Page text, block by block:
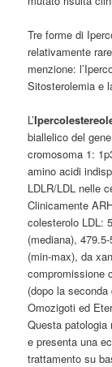
Tre forme di
relativamente
menzione:
Sitosterolemia e
L’
biallelico del
cromosoma 1:
amino acidi
LDLR/LDL nelle
Clinicamente
colesterolo LDL:
(mediana),
(min-max), da
compromissione
(dopo la
Omozigoti ed
Questa patologia
e presenta una
trattamento su